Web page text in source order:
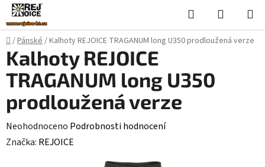
Přejít
na
obsah
Hledat
KOŠÍK
Domů
/Pánské/Kalhoty REJOICE TRAGANUM long U350 prodloužená verze
Kalhoty REJOICE
TRAGANUM long U350
prodloužená verze
Průměrné
hodnocení
Neohodnoceno Podrobnosti hodnocení
Značka: REJOICE